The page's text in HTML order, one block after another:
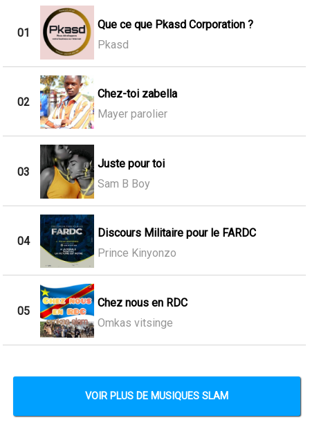
01
Que ce que Pkasd Corporation ?
Pkasd
02
Chez-toi zabella
Mayer parolier
03
Juste pour toi
Sam B Boy
04
Discours Militaire pour le FARDC
Prince Kinyonzo
05
Chez nous en RDC
Omkas vitsinge
VOIR PLUS DE MUSIQUES SLAM